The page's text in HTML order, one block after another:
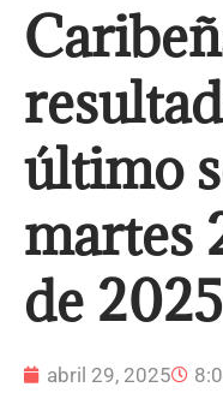
último
martes
de 2025
abril 29, 2025